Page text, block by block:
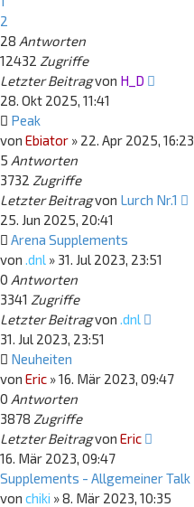
2
28 Antworten
12432 Zugriffe
Letzter Beitragvon H_D
28. Okt 2025, 11:41
Peak
von Ebiator » 22. Apr 2025, 16:23
5 Antworten
3732 Zugriffe
Letzter Beitragvon Lurch Nr.1
25. Jun 2025, 20:41
Arena Supplements
von .dnl » 31. Jul 2023, 23:51
0 Antworten
3341 Zugriffe
Letzter Beitragvon .dnl
31. Jul 2023, 23:51
Neuheiten
von Eric »16. Mär 2023, 09:47
0 Antworten
3878 Zugriffe
Letzter Beitragvon Eric
16. Mär 2023, 09:47
Supplements - Allgemeiner Talk
von chiki »8. Mär 2023, 10:35